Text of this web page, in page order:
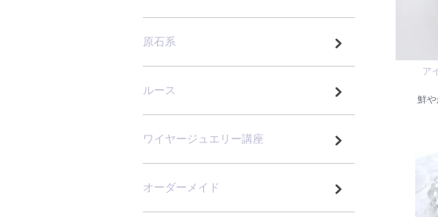
ア
鮮
原石系
ルース
ワイヤージュエリー講座
オーダーメイド